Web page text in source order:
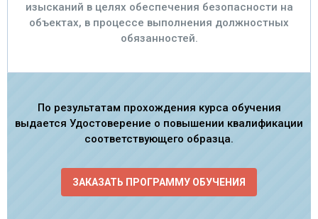
изысканий в целях обеспечения безопасности на
объектах, в процессе выполнения должностных
обязанностей.
По результатам прохождения курса обучения
выдается Удостоверение о повышении квалификации
соответствующего образца.
ЗАКАЗАТЬ ПРОГРАММУ ОБУЧЕНИЯ